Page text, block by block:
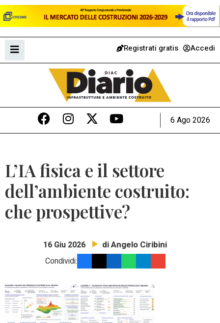
Registrati gratis Accedi
6 Ago 2026
L’IA fisica e il settore
dell’ambiente costruito:
che prospettive?
16 Giu 2026 di Angelo Ciribini
Condividi: